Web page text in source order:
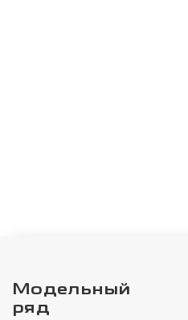
Модельный
ряд